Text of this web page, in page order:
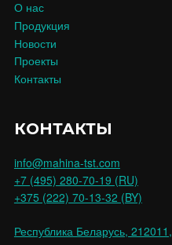
О нас
Продукция
Новости
Проекты
Контакты
КОНТАКТЫ
info@mahina-tst.com
+7 (495) 280-70-19 (RU)
+375 (222) 70-13-32 (BY)
Республика Беларусь, 212011,